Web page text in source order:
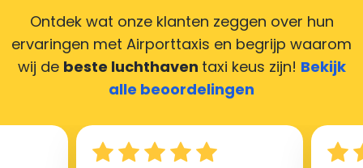
creditcards. Geen probleem! U kunt ons heel blij
maken door uw feedback achter te laten en wij
zorgen ervoor dat uw chauffeur deze krijgt.
Hoeveel kost een luchthaven taxi transfer?
Ontdek wat onze klanten zeggen over hun
ervaringen met Airporttaxis en begrijp waarom
wij de beste luchthaven taxi keus zijn! Bekijk
alle beoordelingen